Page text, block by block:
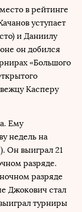
в рейтинге
уступает
и Даниилу
он добился
«Большого
Касперу
Ему
недель на
Он выиграл 21
разряде.
разряде
Джокович стал
турниры